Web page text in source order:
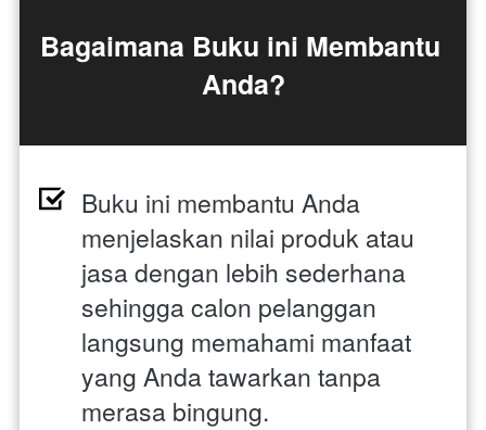
Bagaimana Buku ini Membantu
Anda?
Buku ini membantu Anda
menjelaskan nilai produk atau
jasa dengan lebih sederhana
sehingga calon pelanggan
langsung memahami manfaat
yang Anda tawarkan tanpa
merasa bingung.